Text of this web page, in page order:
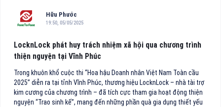
Hữu Phước
19:50, 05/05/2025
LocknLock phát huy trách nhiệm xã hội qua chương trình
thiện nguyện tại Vĩnh Phúc
Trong khuôn khổ cuộc thi “Hoa hậu Doanh nhân Việt Nam Toàn cầu
2025” diễn ra tại tỉnh Vĩnh Phúc, thương hiệu LocknLock – nhà tài trợ
kim cương của chương trình – đã tích cực tham gia hoạt động thiện
nguyện “Trao sinh kế”, mang đến những phần quà gia dụng thiết yếu